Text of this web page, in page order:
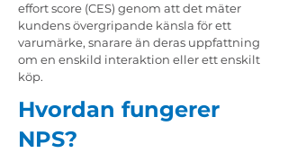
effort score (CES) genom att det mäter
kundens övergripande känsla för ett
varumärke, snarare än deras uppfattning
om en enskild interaktion eller ett enskilt
köp.
Hvordan fungerer
NPS?